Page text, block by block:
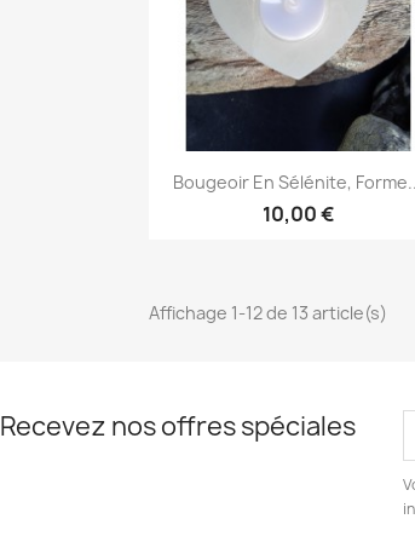
Aperçu rapide
Bougeoir En Sélénite,
10,00 €
Affichage 1-12 de 13 article(s)
Recevez nos offres spéciales